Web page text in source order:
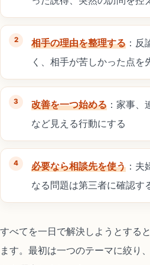
相手の理由を整理する ：
く、相手が苦しかった点を
改善を一つ始める ：家事
など見える行動にする
必要なら相談先を使う ：
なる問題は第三者に確認す
すべてを一日で解決しようとする
ます。最初は一つのテーマに絞り